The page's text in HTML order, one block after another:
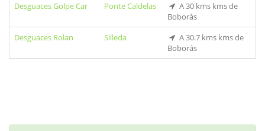
Desguaces Golpe Car
Ponte Caldelas
A 30 kms kms de
Boborás
Desguaces Rolan
Silleda
A 30.7 kms kms de
Boborás